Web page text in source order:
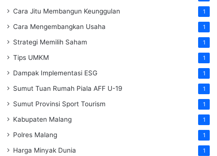
Cara Jitu Membangun Keunggulan 1
Cara Mengembangkan Usaha 1
Strategi Memilih Saham 1
Tips UMKM 1
Dampak Implementasi ESG 1
Sumut Tuan Rumah Piala AFF U-19 1
Sumut Provinsi Sport Tourism 1
Kabupaten Malang 1
Polres Malang 1
Harga Minyak Dunia 1